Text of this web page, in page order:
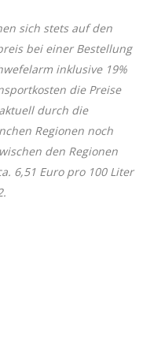
sich stets auf den
bei einer Bestellung
inklusive 19%
die Preise
durch die
Regionen noch
den Regionen
6,51 Euro pro 100 Liter